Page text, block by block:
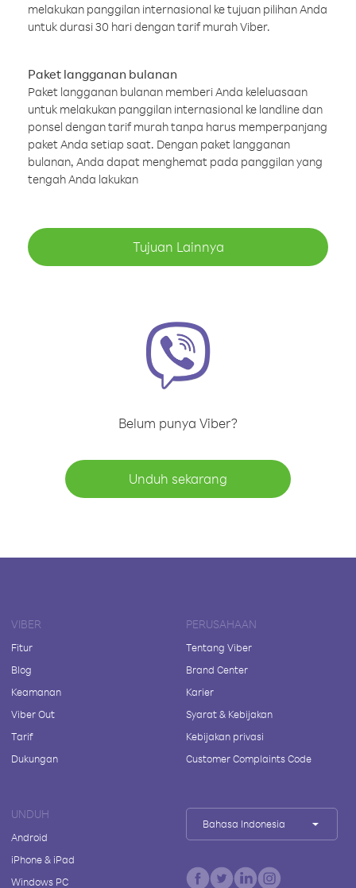
melakukan panggilan internasional ke tujuan pilihan Anda
untuk durasi 30 hari dengan tarif murah Viber.
Paket langganan bulanan
Paket langganan bulanan memberi Anda keleluasaan
untuk melakukan panggilan internasional ke landline dan
ponsel dengan tarif murah tanpa harus memperpanjang
paket Anda setiap saat. Dengan paket langganan
bulanan, Anda dapat menghemat pada panggilan yang
tengah Anda lakukan
Tujuan Lainnya
Belum punya Viber?
Unduh sekarang
VIBER
Fitur
Blog
Keamanan
Viber Out
Tarif
Dukungan
PERUSAHAAN
Tentang Viber
Brand Center
Karier
Syarat & Kebijakan
Kebijakan privasi
Customer Complaints Code
UNDUH
Android
iPhone & iPad
Windows PC
Bahasa Indonesia